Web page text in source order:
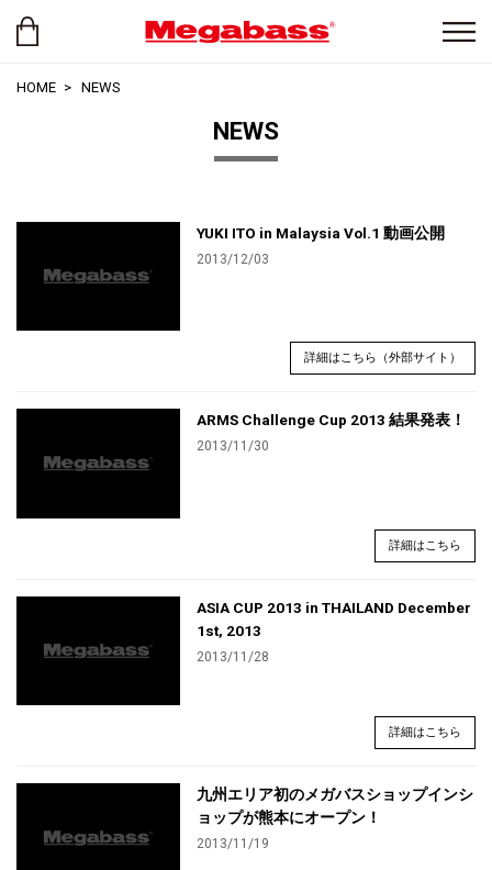
HOME NEWS
NEWS
YUKI ITO in Malaysia Vol.1 動画公開
2013/12/03
詳細はこちら（外部サイト）
ARMS Challenge Cup 2013 結果発表！
2013/11/30
詳細はこちら
ASIA CUP 2013 in THAILAND December
1st, 2013
2013/11/28
詳細はこちら
九州エリア初のメガバスショップインシ
ョップが熊本にオープン！
2013/11/19